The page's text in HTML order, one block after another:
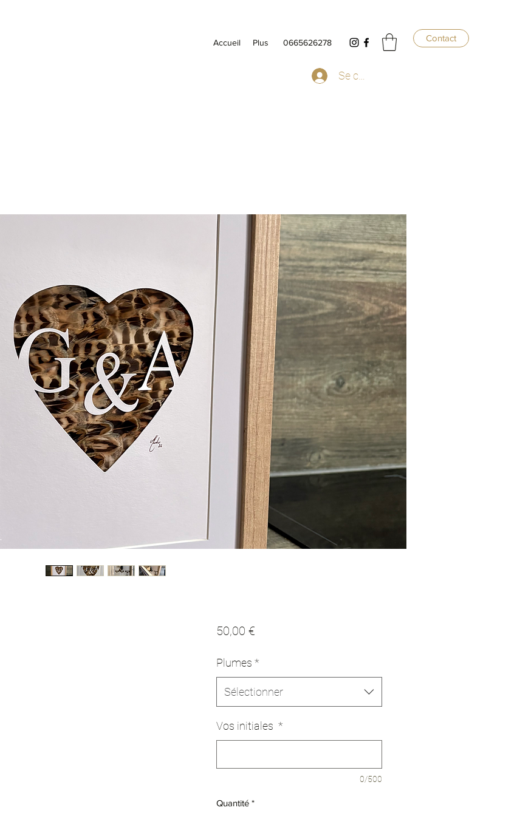
Se connecter
Accueil Plus 0665626278 Contact
50,00 €Prix
Plumes *
Sélectionner
Vos initiales *
0/500
Quantité *